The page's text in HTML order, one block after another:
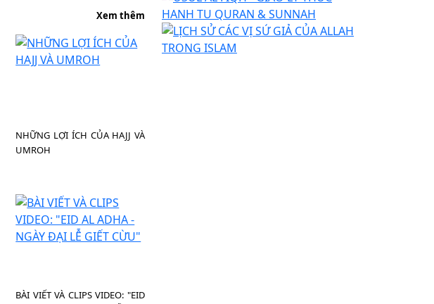
Xem thêm
NHỮNG LỢI ÍCH CỦA HAJJ VÀ
UMROH
BÀI VIẾT VÀ CLIPS VIDEO: "EID